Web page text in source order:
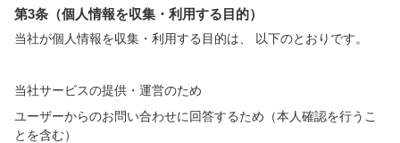
第3条（個人情報を収集・利用する目的）
当社が個人情報を収集・利用する目的は、 以下のとおりです。
当社サービスの提供・運営のため
ユーザーからのお問い合わせに回答するため（本人確認を行うこ
とを含む）